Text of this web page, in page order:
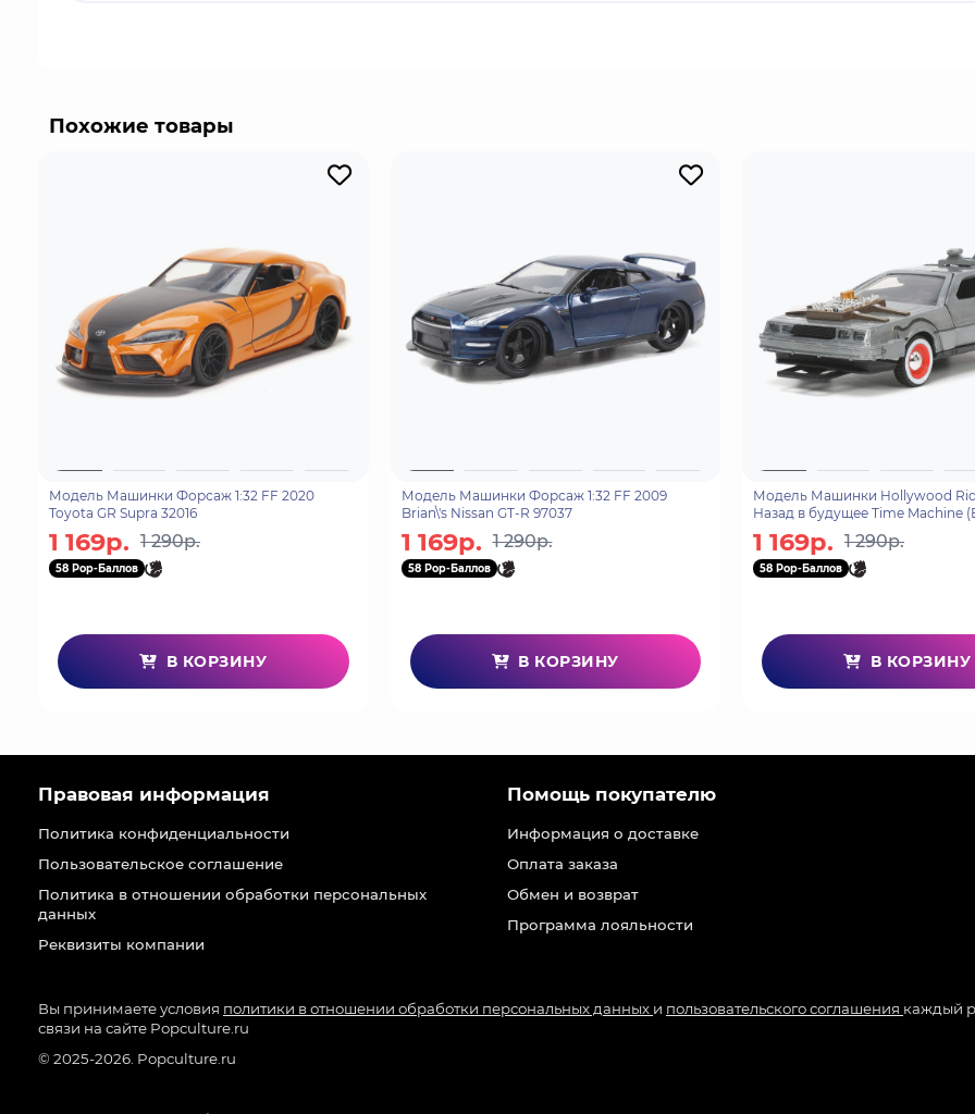
Похожие товары
Модель Машинки Форсаж 1:32 FF 2020
Toyota GR Supra 32016
1 169р. 1 290р.
58 Pop-Баллов
В КОРЗИНУ
Модель Машинки Форсаж 1:32 FF 2009
Brian\'s Nissan GT-R 97037
1 169р. 1 290р.
58 Pop-Баллов
В КОРЗИНУ
Модель Машинки Hollywood
Назад в будущее Time Machine
1 169р. 1 290р.
58 Pop-Баллов
В КОРЗИНУ
Правовая информация
Политика конфиденциальности
Пользовательское соглашение
Политика в отношении обработки персональных
данных
Реквизиты компании
Помощь покупателю
Информация о доставке
Оплата заказа
Обмен и возврат
Программа лояльности
Вы принимаете условия политики в отношении обработки персональных данных и пользовательского соглашения каждый
связи на сайте Popculture.ru
© 2025-2026. Popculture.ru